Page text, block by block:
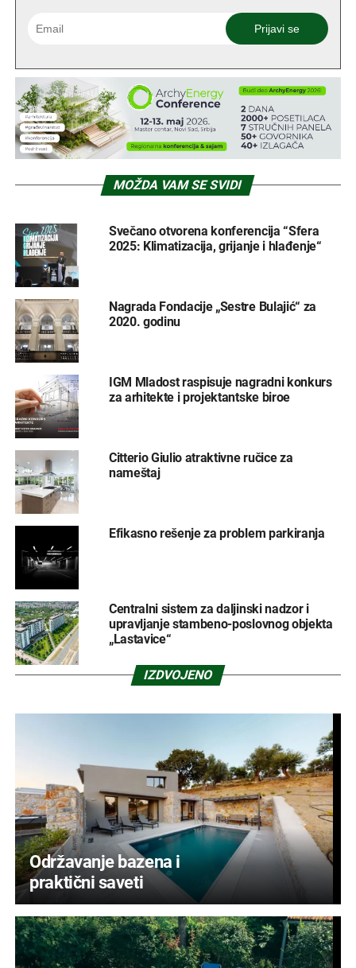
MOŽDA VAM SE SVIDI
Svečano otvorena konferencija “Sfera
2025: Klimatizacija, grijanje i hlađenje“
Nagrada Fondacije „Sestre Bulajić“ za
2020. godinu
IGM Mladost raspisuje nagradni konkurs
za arhitekte i projektantske biroe
Citterio Giulio atraktivne ručice za
nameštaj
Efikasno rešenje za problem parkiranja
Centralni sistem za daljinski nadzor i
upravljanje stambeno-poslovnog objekta
„Lastavice“
IZDVOJENO
Održavanje bazena i
praktični saveti